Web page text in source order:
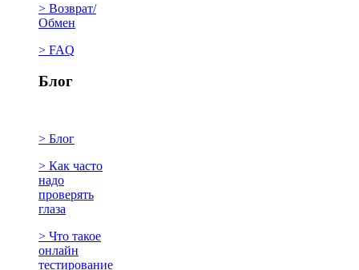
> Возврат/
Обмен
> FAQ
Блог
> Блог
> Как часто
надо
проверять
глаза
> Что такое
онлайн
тестирование